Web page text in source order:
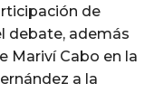
de
debate, además
Mariví Cabo en la
a la